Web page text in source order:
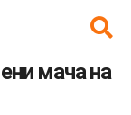
мача на